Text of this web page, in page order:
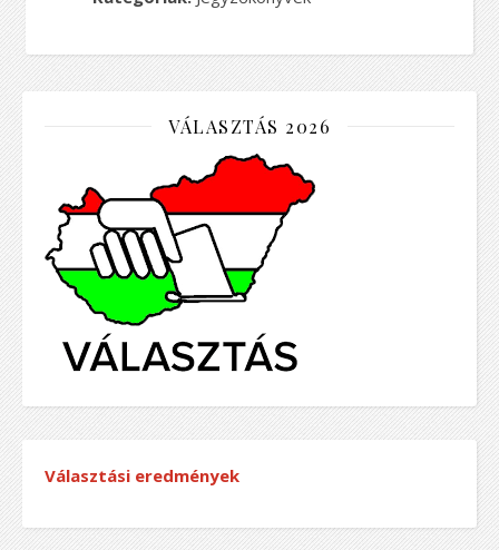
VÁLASZTÁS 2026
Választási eredmények